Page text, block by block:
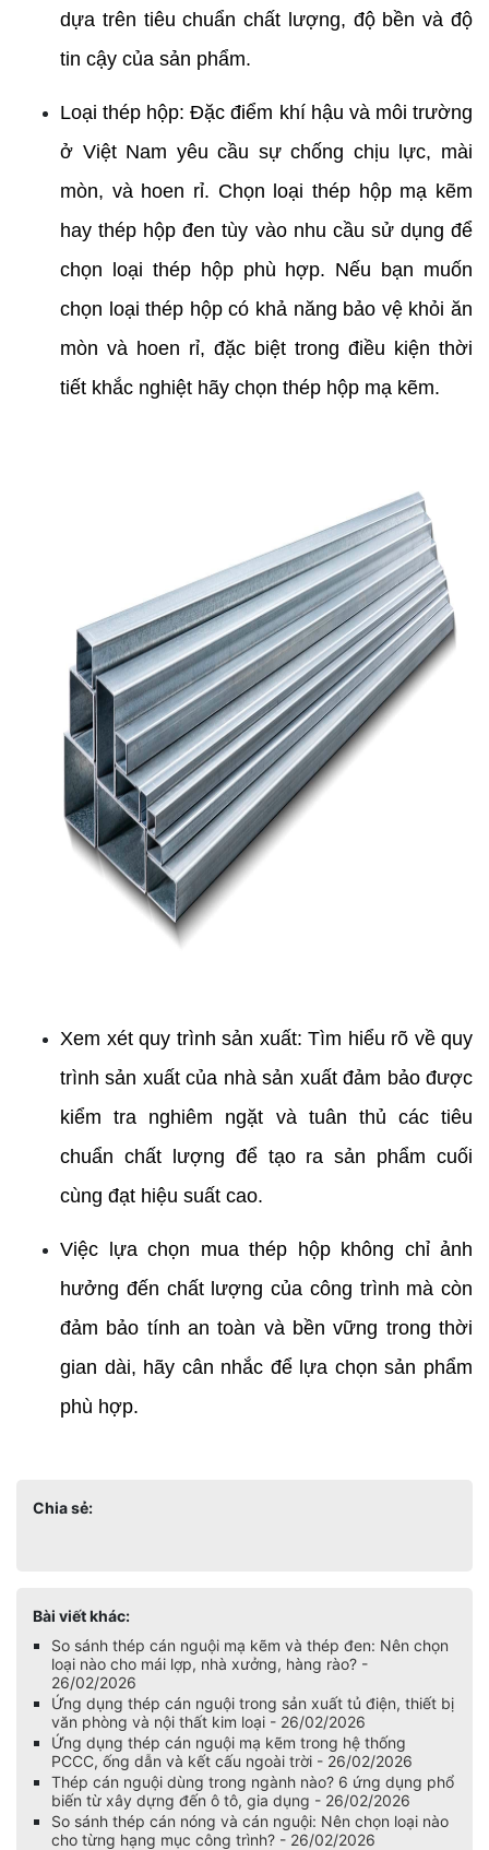
dựa trên tiêu chuẩn chất lượng, độ bền và độ
tin cậy của sản phẩm.
Loại thép hộp: Đặc điểm khí hậu và môi trường
ở Việt Nam yêu cầu sự chống chịu lực, mài
mòn, và hoen rỉ. Chọn loại thép hộp mạ kẽm
hay thép hộp đen tùy vào nhu cầu sử dụng để
chọn loại thép hộp phù hợp. Nếu bạn muốn
chọn loại thép hộp có khả năng bảo vệ khỏi ăn
mòn và hoen rỉ, đặc biệt trong điều kiện thời
tiết khắc nghiệt hãy chọn thép hộp mạ kẽm.
Xem xét quy trình sản xuất: Tìm hiểu rõ về quy
trình sản xuất của nhà sản xuất đảm bảo được
kiểm tra nghiêm ngặt và tuân thủ các tiêu
chuẩn chất lượng để tạo ra sản phẩm cuối
cùng đạt hiệu suất cao.
Việc lựa chọn mua thép hộp không chỉ ảnh
hưởng đến chất lượng của công trình mà còn
đảm bảo tính an toàn và bền vững trong thời
gian dài, hãy cân nhắc để lựa chọn sản phẩm
phù hợp.
Chia sẻ:
Bài viết khác:
So sánh thép cán nguội mạ kẽm và thép đen: Nên chọn
loại nào cho mái lợp, nhà xưởng, hàng rào? -
26/02/2026
Ứng dụng thép cán nguội trong sản xuất tủ điện, thiết bị
văn phòng và nội thất kim loại - 26/02/2026
Ứng dụng thép cán nguội mạ kẽm trong hệ thống
PCCC, ống dẫn và kết cấu ngoài trời - 26/02/2026
Thép cán nguội dùng trong ngành nào? 6 ứng dụng phổ
biến từ xây dựng đến ô tô, gia dụng - 26/02/2026
So sánh thép cán nóng và cán nguội: Nên chọn loại nào
cho từng hạng mục công trình? - 26/02/2026